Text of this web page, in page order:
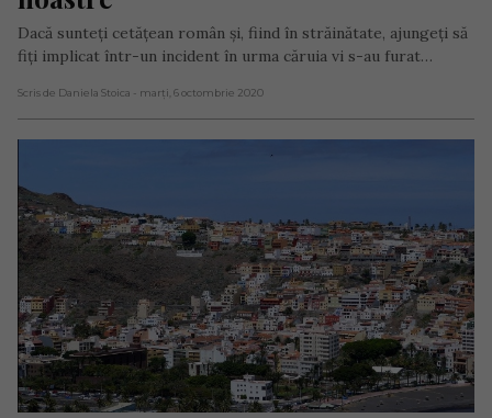
Dacă sunteţi cetăţean român şi, fiind în străinătate, ajungeţi să
fiţi implicat într-un incident în urma căruia vi s-au furat…
Scris de Daniela Stoica - marți, 6 octombrie 2020